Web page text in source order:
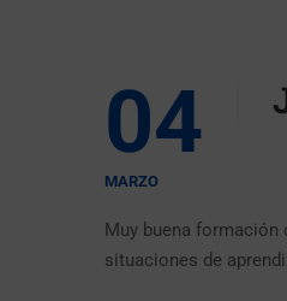
04
MARZO
Muy buena formación
situaciones de